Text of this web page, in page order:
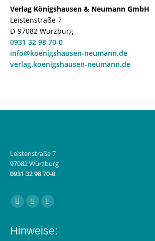
Verlag Königshausen & Neumann GmbH
Leistenstraße 7
D-97082 Würzburg
0931 32 98 70-0
info@koenigshausen-neumann.de
verlag.koenigshausen-neumann.de
Leistenstraße 7
97082 Würzburg
0931 32 98 70-0
Finden Sie uns auf:
Facebook
opens
Instagram
opens
E-
page
Hinweise: